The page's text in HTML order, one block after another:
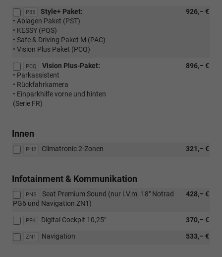
P35 926,– €
Style+ Paket:
• Ablagen Paket (PST)
• KESSY (PQS)
• Safe & Driving Paket M (PAC)
• Vision Plus Paket (PCQ)
PCQ 896,– €
Vision Plus-Paket:
• Parkassistent
• Rückfahrkamera
• Einparkhilfe vorne und hinten
(Serie FR)
Innen
PH2 321,– €
Climatronic 2-Zonen
Infotainment & Kommunikation
PNS 428,– €
Seat Premium Sound (nur i.V.m. 18" Notrad
PG6 und Navigation ZN1)
PFK 370,– €
Digital Cockpit 10,25"
ZN1 533,– €
Navigation